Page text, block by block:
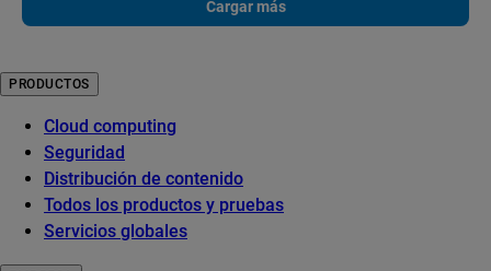
Cargar más
PRODUCTOS
Cloud computing
Seguridad
Distribución de contenido
Todos los productos y pruebas
Servicios globales